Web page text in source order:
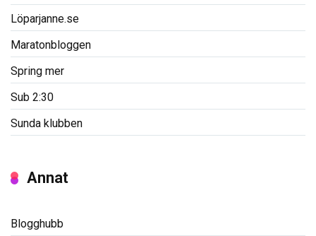
Löparjanne.se
Maratonbloggen
Spring mer
Sub 2:30
Sunda klubben
Annat
Blogghubb